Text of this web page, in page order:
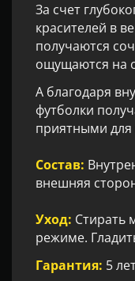
За счет
красителей в
получаются
ощущаются на
А благодаря
футболки
приятными для
Состав:
внешняя
Уход: Стирать
режиме.
Гарантия: 5